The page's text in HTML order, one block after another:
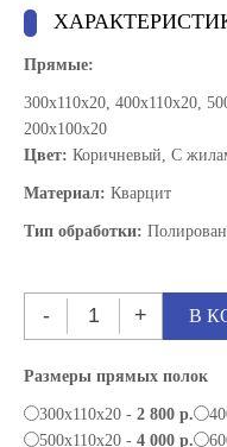
Прямые:
300x110x20, 400x110x20,
200х100х20
Цвет: Коричневый, С
Материал: Кварцит
Тип обработки:
Размеры прямых полок
300х110х20 - 2 800 р.
500х110х20 - 4 000 р.